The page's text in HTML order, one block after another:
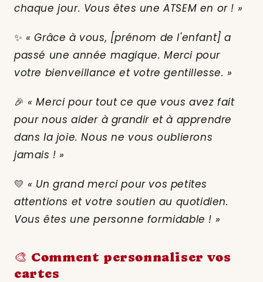
chaque jour. Vous êtes une ATSEM en or ! »
✨ « Grâce à vous, [prénom de l'enfant] a
passé une année magique. Merci pour
votre bienveillance et votre gentillesse. »
🎉 « Merci pour tout ce que vous avez fait
pour nous aider à grandir et à apprendre
dans la joie. Nous ne vous oublierons
jamais ! »
💛 « Un grand merci pour vos petites
attentions et votre soutien au quotidien.
Vous êtes une personne formidable ! »
🎨 Comment personnaliser vos
cartes